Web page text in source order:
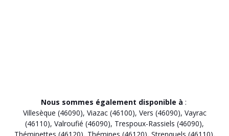
Nous sommes également disponible à :
Villesèque (46090), Viazac (46100), Vers (46090), Vayrac
(46110), Valroufié (46090), Trespoux-Rassiels (46090),